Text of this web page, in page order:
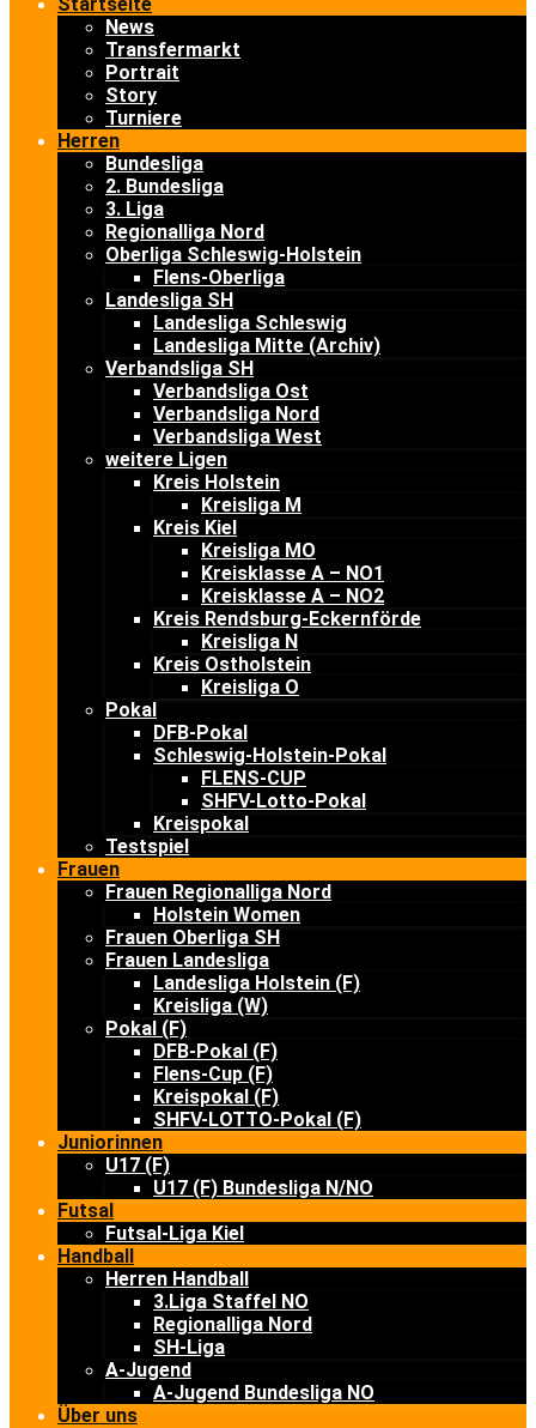
News
Transfermarkt
Portrait
Story
Turniere
Herren
Bundesliga
2. Bundesliga
3. Liga
Regionalliga Nord
Oberliga Schleswig-Holstein
Flens-Oberliga
Landesliga SH
Landesliga Schleswig
Landesliga Mitte (Archiv)
Verbandsliga SH
Verbandsliga Ost
Verbandsliga Nord
Verbandsliga West
weitere Ligen
Kreis Holstein
Kreisliga M
Kreis Kiel
Kreisliga MO
Kreisklasse A – NO1
Kreisklasse A – NO2
Kreis Rendsburg-Eckernförde
Kreisliga N
Kreis Ostholstein
Kreisliga O
Pokal
DFB-Pokal
Schleswig-Holstein-Pokal
FLENS-CUP
SHFV-Lotto-Pokal
Kreispokal
Testspiel
Frauen
Frauen Regionalliga Nord
Holstein Women
Frauen Oberliga SH
Frauen Landesliga
Landesliga Holstein (F)
Kreisliga (W)
Pokal (F)
DFB-Pokal (F)
Flens-Cup (F)
Kreispokal (F)
SHFV-LOTTO-Pokal (F)
Juniorinnen
U17 (F)
U17 (F) Bundesliga N/NO
Futsal
Futsal-Liga Kiel
Handball
Herren Handball
3.Liga Staffel NO
Regionalliga Nord
SH-Liga
A-Jugend
A-Jugend Bundesliga NO
Über uns